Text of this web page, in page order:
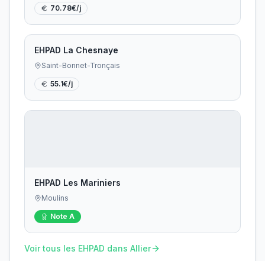
70.78€/j
EHPAD La Chesnaye
Saint-Bonnet-Tronçais
55.1€/j
EHPAD Les Mariniers
Moulins
Note A
Voir tous les EHPAD dans Allier